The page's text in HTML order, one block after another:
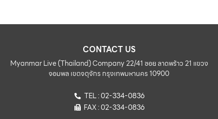
CONTACT US
Myanmar Live (Thailand) Company 22/41 ซอย ลาดพร้าว 21 แขวง
จอมพล เขตจตุจักร กรุงเทพมหานคร 10900
TEL : 02-334-0836
FAX : 02-334-0836